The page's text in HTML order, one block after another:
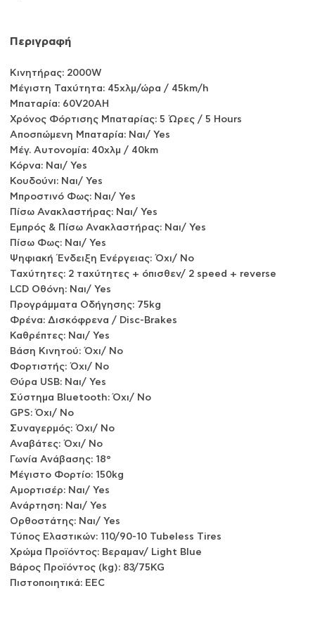
Περιγραφή
Kινητήρας: 2000W
Μέγιστη Ταχύτητα: 45χλμ/ώρα / 45km/h
Μπαταρία: 60V20AH
Χρόνος Φόρτισης Μπαταρίας: 5 Ώρες / 5 Hours
Αποσπώμενη Μπαταρία: Ναι/ Yes
Μέγ. Αυτονομία: 40χλμ / 40km
Κόρνα: Ναι/ Yes
Κουδούνι: Ναι/ Yes
Μπροστινό Φως: Ναι/ Yes
Πίσω Ανακλαστήρας: Ναι/ Yes
Εμπρός & Πίσω Ανακλαστήρας: Ναι/ Yes
Πίσω Φως: Ναι/ Yes
Ψηφιακή Ένδειξη Ενέργειας: Όχι/ No
Ταχύτητες: 2 ταχύτητες + όπισθεν/ 2 speed + reverse
LCD Οθόνη: Ναι/ Yes
Προγράμματα Οδήγησης: 75kg
Φρένα: Δισκόφρενα / Disc-Brakes
Καθρέπτες: Ναι/ Yes
Βάση Κινητού: Όχι/ No
Φορτιστής: Όχι/ No
Θύρα USB: Ναι/ Yes
Σύστημα Bluetooth: Όχι/ No
GPS: Όχι/ No
Συναγερμός: Όχι/ No
Αναβάτες: Όχι/ No
Γωνία Ανάβασης: 18°
Μέγιστο Φορτίο: 150kg
Αμορτισέρ: Ναι/ Yes
Ανάρτηση: Ναι/ Yes
Ορθοστάτης: Ναι/ Yes
Τύπος Ελαστικών: 110/90-10 Tubeless Tires
Χρώμα Προϊόντος: Βεραμαν/ Light Blue
Βάρος Προϊόντος (kg): 83/75KG
Πιστοποιητικά: EEC